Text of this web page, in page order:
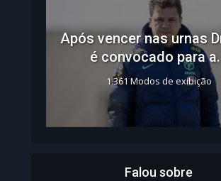
Após vencer nas urnas
é convocado para
1.361 Modos de exibição
Falou sobre